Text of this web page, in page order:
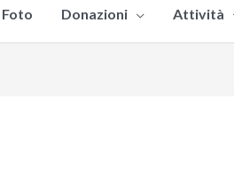
Foto Donazioni Attività